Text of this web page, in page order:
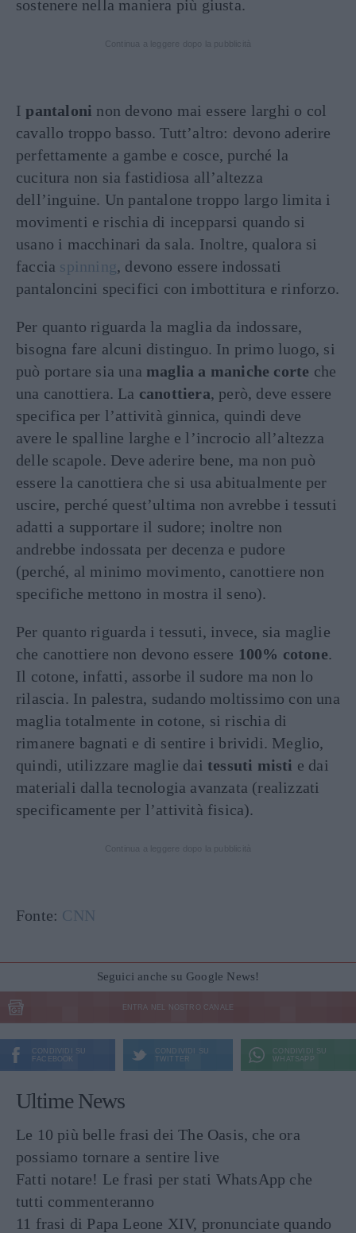
sostenere nella maniera più giusta.
Ipantaloni non devono mai essere larghi o col
cavallo troppo basso. Tutt’altro: devono aderire
perfettamente a gambe e cosce, purché la
cucitura non sia fastidiosa all’altezza
dell’inguine. Un pantalone troppo largo limita i
movimenti e rischia di incepparsi quando si
usano i macchinari da sala. Inoltre, qualora si
faccia spinning, devono essere indossati
pantaloncini specifici con imbottitura e rinforzo.
Per quanto riguarda la maglia da indossare,
bisogna fare alcuni distinguo. In primo luogo, si
può portare sia una maglia a maniche corte che
una canottiera. La canottiera, però, deve essere
specifica per l’attività ginnica, quindi deve
avere le spalline larghe e l’incrocio all’altezza
delle scapole. Deve aderire bene, ma non può
essere la canottiera che si usa abitualmente per
uscire, perché quest’ultima non avrebbe i tessuti
adatti a supportare il sudore; inoltre non
andrebbe indossata per decenza e pudore
(perché, al minimo movimento, canottiere non
specifiche mettono in mostra il seno).
Per quanto riguarda i tessuti, invece, sia maglie
che canottiere non devono essere 100% cotone.
Il cotone, infatti, assorbe il sudore ma non lo
rilascia. In palestra, sudando moltissimo con una
maglia totalmente in cotone, si rischia di
rimanere bagnati e di sentire i brividi. Meglio,
quindi, utilizzare maglie dai tessuti misti e dai
materiali dalla tecnologia avanzata (realizzati
specificamente per l’attività fisica).
Fonte: CNN
Seguici anche su Google News!
ENTRA NEL NOSTRO CANALE
CONDIVIDI SU
FACEBOOK
CONDIVIDI SU
TWITTER
CONDIVIDI SU
WHATSAPP
Ultime News
Le 10 più belle frasi dei The Oasis, che ora
possiamo tornare a sentire live
Fatti notare! Le frasi per stati WhatsApp che
tutti commenteranno
11 frasi di Papa Leone XIV, pronunciate quando